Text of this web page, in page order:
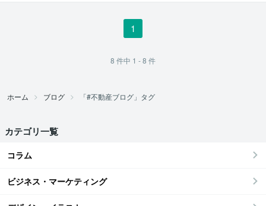
1
8 件中 1 - 8 件
ホーム ブログ 「#不動産ブログ」タグ
カテゴリ一覧
コラム
ビジネス・マーケティング